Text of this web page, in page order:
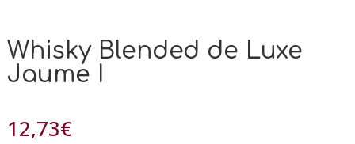
Whisky Blended de Luxe
Jaume I
12,73€